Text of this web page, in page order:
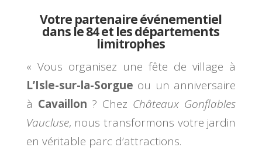
Votre partenaire événementiel
dans le 84 et les départements
limitrophes
« Vous organisez une fête de village à
L’Isle-sur-la-Sorgue ou un anniversaire
à Cavaillon ? Chez Châteaux Gonflables
Vaucluse, nous transformons votre jardin
en véritable parc d’attractions.